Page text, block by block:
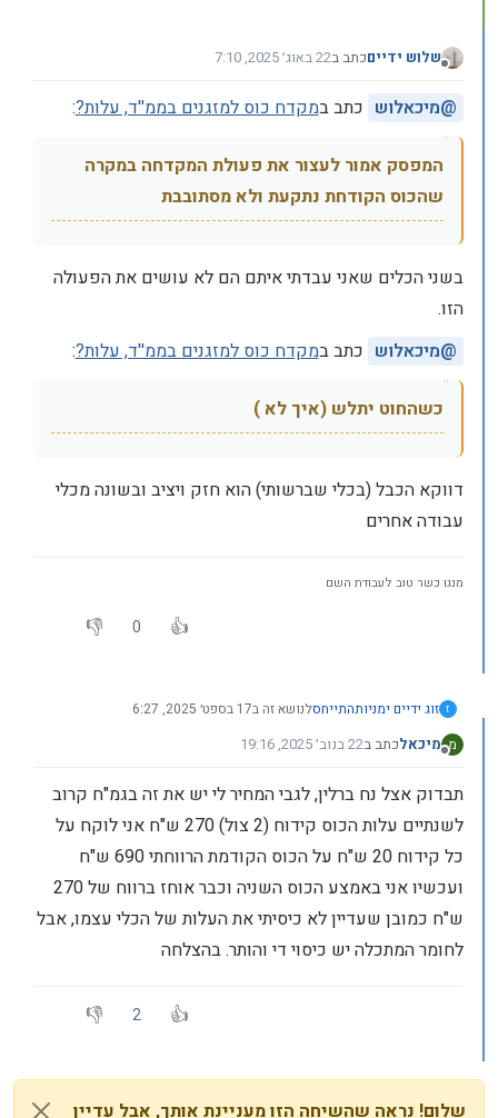
מנותק
שלוש ידייםכתב ב22 באוג׳ 2025, 7:10
נערך לאחרונה על ידי
@מיכאלוש כתב במקדח כוס למזגנים בממ''ד, עלות?:
המפסק אמור לעצור את פעולת המקדחה במקרה
שהכוס הקודחת נתקעת ולא מסתובבת
בשני הכלים שאני עבדתי איתם הם לא עושים את הפעולה
הזו.
@מיכאלוש כתב במקדח כוס למזגנים בממ''ד, עלות?:
כשהחוט יתלש (איך לא )
דווקא הכבל (בכלי שברשותי) הוא חזק ויציב ובשונה מכלי
עבודה אחרים
מנגו כשר טוב לעבודת השם
0
ז זוג ידיים ימניותהתייחסלנושא זה ב17 בספט׳ 2025, 6:27
מ
מנותק
מיכאלכתב ב22 בנוב׳ 2025, 19:16
נערך לאחרונה על ידי
תבדוק אצל נח ברלין, לגבי המחיר לי יש את זה בגמ"ח קרוב
לשנתיים עלות הכוס קידוח (2 צול) 270 ש"ח אני לוקח על
כל קידוח 20 ש"ח על הכוס הקודמת הרווחתי 690 ש"ח
ועכשיו אני באמצע הכוס השניה וכבר אוחז ברווח של 270
ש"ח כמובן שעדיין לא כיסיתי את העלות של הכלי עצמו, אבל
לחומר המתכלה יש כיסוי די והותר. בהצלחה
2
שלום! נראה שהשיחה הזו מעניינת אותך, אבל עדיין